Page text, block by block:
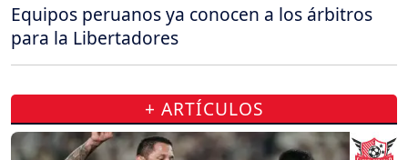
Equipos peruanos ya conocen a los árbitros
para la Libertadores
+ ARTÍCULOS